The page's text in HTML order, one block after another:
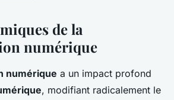
de la
numérique
numérique a un impact profond
, modifiant radicalement le